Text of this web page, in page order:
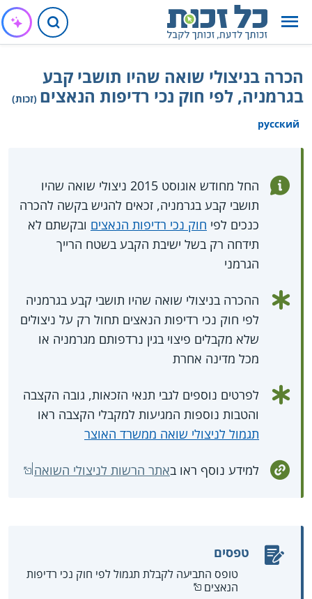
הכרה בניצולי שואה שהיו תושבי קבע
בגרמניה, לפי חוק נכי רדיפות הנאצים (זכות)
русский
החל מחודש אוגוסט 2015 ניצולי שואה שהיו
תושבי קבע בגרמניה, זכאים להגיש בקשה להכרה
כנכים לפי חוק נכי רדיפות הנאצים ובקשתם לא
תידחה רק בשל ישיבת הקבע בשטח הרייך
הגרמני
ההכרה בניצולי שואה שהיו תושבי קבע בגרמניה
לפי חוק נכי רדיפות הנאצים תחול רק על ניצולים
שלא מקבלים פיצוי בגין נרדפותם מגרמניה או
מכל מדינה אחרת
לפרטים נוספים לגבי תנאי הזכאות, גובה הקצבה
והטבות נוספות המגיעות למקבלי הקצבה ראו
תגמול לניצולי שואה ממשרד האוצר
למידע נוסף ראו באתר הרשות לניצולי השואה
טפסים
טופס התביעה לקבלת תגמול לפי חוק נכי רדיפות
הנאצים